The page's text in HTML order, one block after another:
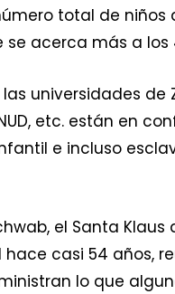
total de niños
se acerca más a
universidades de
etc. están en
e incluso
el Santa
casi 54 años,
lo que